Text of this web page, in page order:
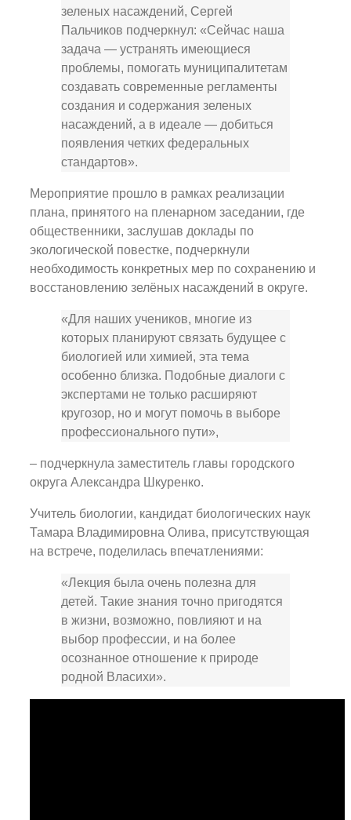
зеленых насаждений, Сергей
Пальчиков подчеркнул: «Сейчас наша
задача — устранять имеющиеся
проблемы, помогать муниципалитетам
создавать современные регламенты
создания и содержания зеленых
насаждений, а в идеале — добиться
появления четких федеральных
стандартов».
Мероприятие прошло в рамках реализации
плана, принятого на пленарном заседании, где
общественники, заслушав доклады по
экологической повестке, подчеркнули
необходимость конкретных мер по сохранению и
восстановлению зелёных насаждений в округе.
«Для наших учеников, многие из
которых планируют связать будущее с
биологией или химией, эта тема
особенно близка. Подобные диалоги с
экспертами не только расширяют
кругозор, но и могут помочь в выборе
профессионального пути»,
– подчеркнула заместитель главы городского
округа Александра Шкуренко.
Учитель биологии, кандидат биологических наук
Тамара Владимировна Олива, присутствующая
на встрече, поделилась впечатлениями:
«Лекция была очень полезна для
детей. Такие знания точно пригодятся
в жизни, возможно, повлияют и на
выбор профессии, и на более
осознанное отношение к природе
родной Власихи».